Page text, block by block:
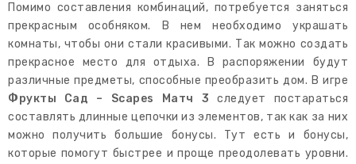
Помимо составления комбинаций, потребуется заняться
прекрасным особняком. В нем необходимо украшать
комнаты, чтобы они стали красивыми. Так можно создать
прекрасное место для отдыха. В распоряжении будут
различные предметы, способные преобразить дом. В игре
Фрукты Сад – Scapes Матч 3 следует постараться
составлять длинные цепочки из элементов, так как за них
можно получить большие бонусы. Тут есть и бонусы,
которые помогут быстрее и проще преодолевать уровни.